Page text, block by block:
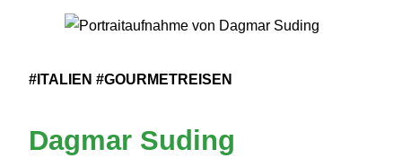
#ITALIEN #GOURMETREISEN
Dagmar Suding